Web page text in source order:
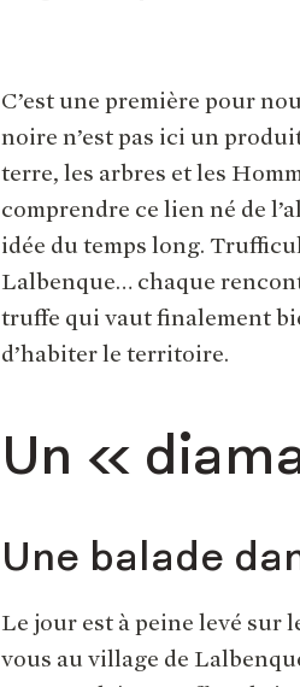
C’est une première pour
noire n’est pas ici un
terre, les arbres et les
comprendre ce lien né de
idée du temps long.
Lalbenque… chaque
truffe qui vaut finalement
d’habiter le territoire.
Un «
Une balade
Le jour est à peine levé sur
vous au village de